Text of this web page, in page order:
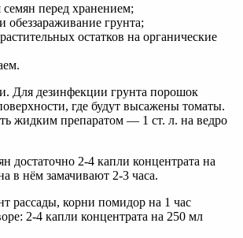
перед хранением;
обеззараживание грунта;
остатков на органические
Для дезинфекции грунта порошок
где будут высажены томаты.
жидким препаратом — 1 ст. л. на ведро
достаточно 2-4 капли концентрата на
в нём замачивают 2-3 часа.
рассады, корни помидор на 1 час
2-4 капли концентрата на 250 мл